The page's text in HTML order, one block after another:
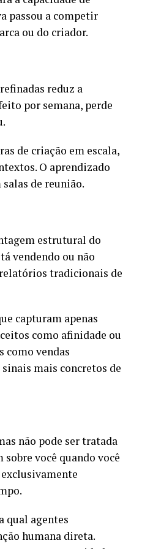
passou a competir
ou do criador.
reduz a
por semana, perde
de criação em escala,
O aprendizado
de reunião.
estrutural do
vendendo ou não
tradicionais de
capturam apenas
como afinidade ou
como vendas
mais concretos de
não pode ser tratada
você quando você
qual agentes
humana direta.